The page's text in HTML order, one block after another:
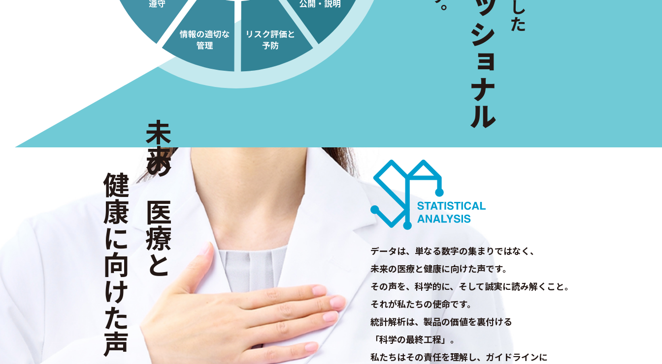
未来の医療と
健康に向けた声
データは、単なる数字の集まりではなく、
未来の医療と健康に向けた声です。
その声を、科学的に、そして誠実に読み解くこと。
それが私たちの使命です。
統計解析は、製品の価値を裏付ける
「科学の最終工程」。
私たちはその責任を理解し、ガイドラインに